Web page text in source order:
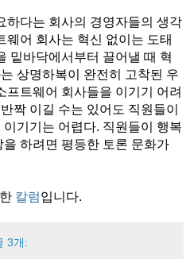
하다는 회사의 경영자들의 생각
어 회사는 혁신 없이는 도태
밑바닥에서부터 끌어낼 때 혁
상명하복이 완전히 고착된 우
프트웨어 회사들을 이기기 어려
짝 이길 수는 있어도 직원들이
기기는 어렵다. 직원들이 행복
하려면 평등한 토론 문화가
칼럼입니다.
3개: